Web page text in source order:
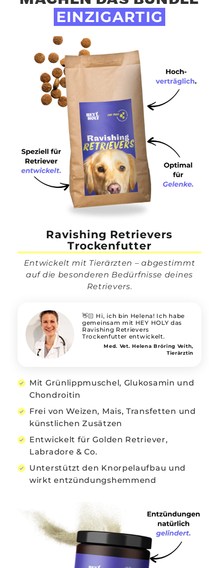
EINZIGARTIG
Ravishing Retrievers
Trockenfutter
Entwickelt mit Tierärzten – abgestimmt
auf die besonderen Bedürfnisse deines
Retrievers.
👋🏻 Hi, ich bin Helena! Ich habe
gemeinsam mit HEY HOLY das
Ravishing Retrievers
Trockenfutter entwickelt.
Med. Vet. Helena Bröring Veith,
Tierärztin
Mit Grünlippmuschel, Glukosamin und
Chondroitin
Frei von Weizen, Mais, Transfetten und
künstlichen Zusätzen
Entwickelt für Golden Retriever,
Labradore & Co.
Unterstützt den Knorpelaufbau und
wirkt entzündungshemmend